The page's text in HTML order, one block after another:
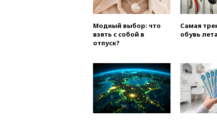
Модный выбор: что
взять с собой в
отпуск?
Самая
обувь